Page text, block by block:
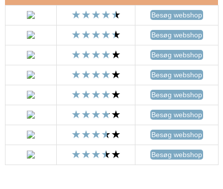
Besøg webshop
Besøg webshop
Besøg webshop
Besøg webshop
Besøg webshop
Besøg webshop
Besøg webshop
Besøg webshop